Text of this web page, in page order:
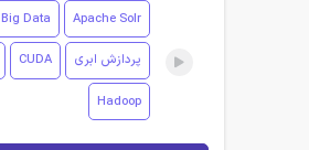
Apache Solr
Big Data
پردازش ابری CUDA
Hadoop